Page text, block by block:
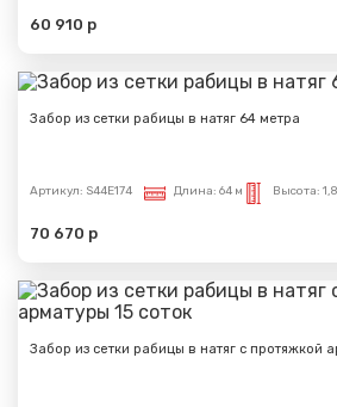
60 910 р
Забор из сетки рабицы в натяг 64 метра
Артикул: S44E174 Длина: 64 м Высота:
70 670 р
Забор из сетки рабицы в натяг с протяжкой